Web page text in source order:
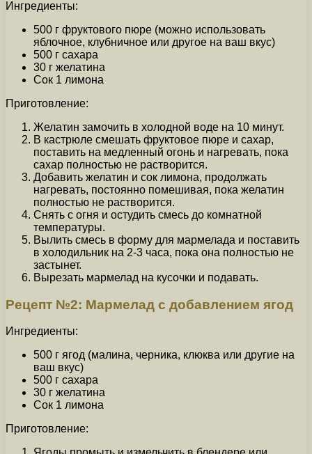
Ингредиенты:
500 г фруктового пюре (можно использовать
яблочное, клубничное или другое на ваш вкус)
500 г сахара
30 г желатина
Сок 1 лимона
Приготовление:
Желатин замочить в холодной воде на 10 минут.
В кастрюле смешать фруктовое пюре и сахар,
поставить на медленный огонь и нагревать, пока
сахар полностью не растворится.
Добавить желатин и сок лимона, продолжать
нагревать, постоянно помешивая, пока желатин
полностью не растворится.
Снять с огня и остудить смесь до комнатной
температуры.
Вылить смесь в форму для мармелада и поставить
в холодильник на 2-3 часа, пока она полностью не
застынет.
Вырезать мармелад на кусочки и подавать.
Рецепт №2: Мармелад с добавлением ягод
Ингредиенты:
500 г ягод (малина, черника, клюква или другие на
ваш вкус)
500 г сахара
30 г желатина
Сок 1 лимона
Приготовление: